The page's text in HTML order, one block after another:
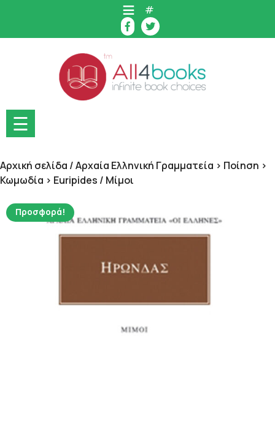
content
#
☰
Αρχική σελίδα /Αρχαία Ελληνική Γραμματεία > Ποίηση >
Κωμωδία > Euripides / Μίμοι
Προσφορά!